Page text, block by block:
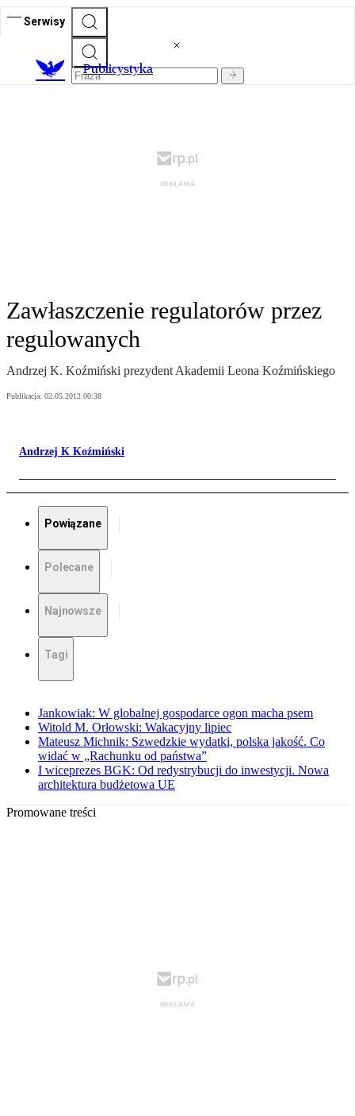
Serwisy
Publicystyka
Zawłaszczenie regulatorów przez
regulowanych
Andrzej K. Koźmiński prezydent Akademii Leona Koźmińskiego
Publikacja: 02.05.2012 00:38
Andrzej K Koźmiński
Powiązane
Polecane
Najnowsze
Tagi
Jankowiak: W globalnej gospodarce ogon macha psem
Witold M. Orłowski: Wakacyjny lipiec
Mateusz Michnik: Szwedzkie wydatki, polska jakość. Co
widać w „Rachunku od państwa”
I wiceprezes BGK: Od redystrybucji do inwestycji. Nowa
architektura budżetowa UE
Promowane treści